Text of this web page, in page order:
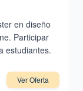
en diseño
Participar
estudiantes.
Ver Oferta